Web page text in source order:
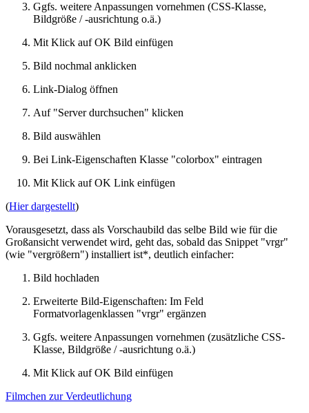
Ggfs. weitere Anpassungen vornehmen (CSS-Klasse,
Bildgröße / -ausrichtung o.ä.)
Mit Klick auf OK Bild einfügen
Bild nochmal anklicken
Link-Dialog öffnen
Auf "Server durchsuchen" klicken
Bild auswählen
Bei Link-Eigenschaften Klasse "colorbox" eintragen
Mit Klick auf OK Link einfügen
(Hier dargestellt)
Vorausgesetzt, dass als Vorschaubild das selbe Bild wie für die
Großansicht verwendet wird, geht das, sobald das Snippet "vrgr"
(wie "vergrößern") installiert ist*, deutlich einfacher:
Bild hochladen
Erweiterte Bild-Eigenschaften: Im Feld
Formatvorlagenklassen "vrgr" ergänzen
Ggfs. weitere Anpassungen vornehmen (zusätzliche CSS-
Klasse, Bildgröße / -ausrichtung o.ä.)
Mit Klick auf OK Bild einfügen
Filmchen zur Verdeutlichung